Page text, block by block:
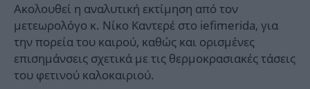
Ακολουθεί η αναλυτική εκτίμηση από τον
μετεωρολόγο κ. Νίκο Καντερέ στο iefimerida, για
την πορεία του καιρού, καθώς και ορισμένες
επισημάνσεις σχετικά με τις θερμοκρασιακές τάσεις
του φετινού καλοκαιριού.